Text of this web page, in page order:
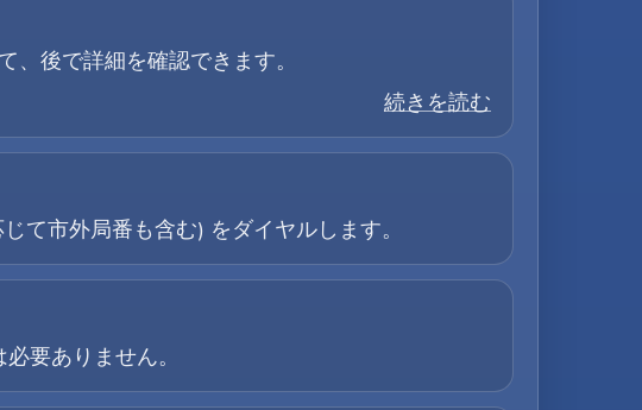
後で詳細を確認できます。
続きを読む
て市外局番も含む) をダイヤルします。
要ありません。